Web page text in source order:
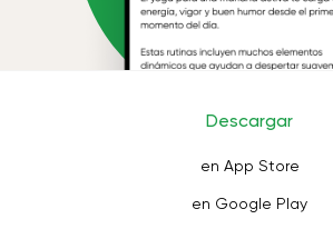
Descargar
en App Store
en Google Play